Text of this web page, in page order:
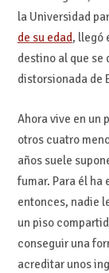
la Universidad
de su edad, llegó
destino al que se
distorsionada de
Ahora vive en un
otros cuatro
años suele
fumar. Para él ha
entonces, nadie
un piso
conseguir una
acreditar unos